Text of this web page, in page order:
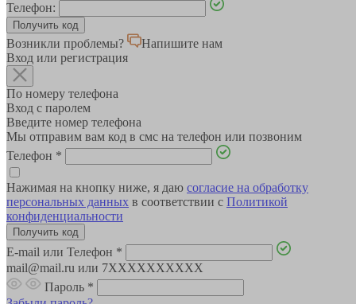
Телефон:
Возникли проблемы?
Напишите нам
Вход или регистрация
По номеру телефона
Вход с паролем
Введите номер телефона
Мы отправим вам код в смс на телефон или позвоним
Телефон *
Нажимая на кнопку ниже, я даю согласие на обработку
персональных данных в соответствии с Политикой
конфиденциальности
E-mail или Телефон *
mail@mail.ru или 7XXXXXXXXXX
Пароль *